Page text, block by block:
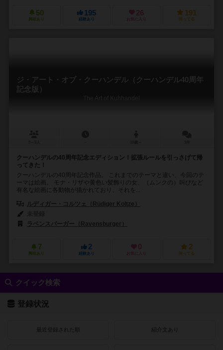
50
興味あり
195
経験あり
26
お気に入り
191
持ってる
ジ・アート・オブ・クーハンデル（クーハンデル40周年
記念版）
The Art of Kuhhandel
クーハンデルの40周年記念エディション！拡張ルールを引っさげて帰
ってきた！
クーハンデルの40周年記念作品。 これまでのテーマと違い、今回のテ
ーマは絵画。 モナ・リザや黄色い髪飾りの女、（ムンクの）叫びなど
有名な絵画に各動物が描かれており、それを...
ルディガー・コルツェ（Rüdiger Koltze）
ラベンスバーガー（Ravensburger）
7
興味あり
2
経験あり
0
お気に入り
2
持ってる
クイック検索
登録状況
最近登録された順 紹介文あり